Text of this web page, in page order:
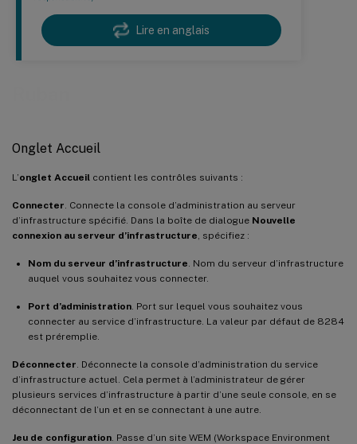
Lire en anglais
Onglet Accueil
L’onglet Accueil contient les contrôles suivants :
Connecter . Connecte la console d’administration au serveur
d’infrastructure spécifié. Dans la boîte de dialogue Nouvelle
connexion au serveur d’infrastructure , spécifiez :
Nom du serveur d’infrastructure . Nom du serveur d’infrastructure
auquel vous souhaitez vous connecter.
Port d’administration . Port sur lequel vous souhaitez vous
connecter au service d’infrastructure. La valeur par défaut de 8284
est préremplie.
Déconnecter . Déconnecte la console d’administration du service
d’infrastructure actuel. Cela permet à l’administrateur de gérer
plusieurs services d’infrastructure à partir d’une seule console, en se
déconnectant de l’un et en se connectant à une autre.
Jeu de configuration . Passe d’un site WEM (Workspace Environment